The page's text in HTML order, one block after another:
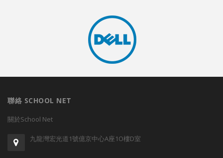
聯絡 SCHOOL NET
關於School Net
九龍灣宏光道1號億京中心A座1O樓D室